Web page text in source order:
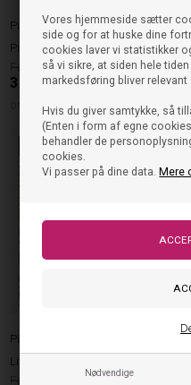
Vores hjemmeside sætter
side og for at huske dine
cookies laver vi statistikker
så vi sikre, at siden hele
markedsføring bliver relevant
Hvis du giver samtykke, så
(Enten i form af egne
behandler de
cookies.
Vi passer på dine data. Mere
Nødvendige
Pieces
Pieces Hårspænde Elly - Silver
89,95
35,98DKK
ONE SIZE
60%
Pieces kids
Little Pieces Hårelastik - Dua